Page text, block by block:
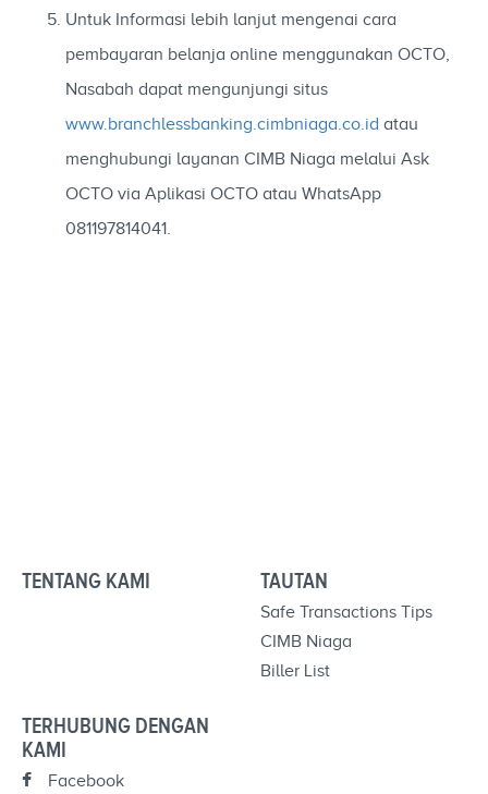
Untuk Informasi lebih lanjut mengenai cara
pembayaran belanja online menggunakan OCTO,
Nasabah dapat mengunjungi situs
www.branchlessbanking.cimbniaga.co.id atau
menghubungi layanan CIMB Niaga melalui Ask
OCTO via Aplikasi OCTO atau WhatsApp
081197814041.
TENTANG KAMI TAUTAN
Safe Transactions Tips
CIMB Niaga
Biller List
TERHUBUNG DENGAN
KAMI
Facebook